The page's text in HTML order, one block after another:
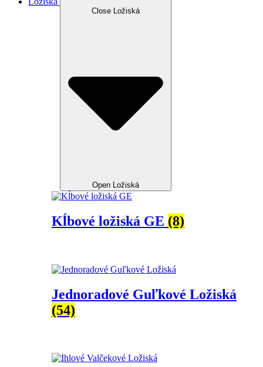
Close Ložiská
Open Ložiská
Kĺbové ložiská GE (8)
Jednoradové Guľkové Ložiská
(54)